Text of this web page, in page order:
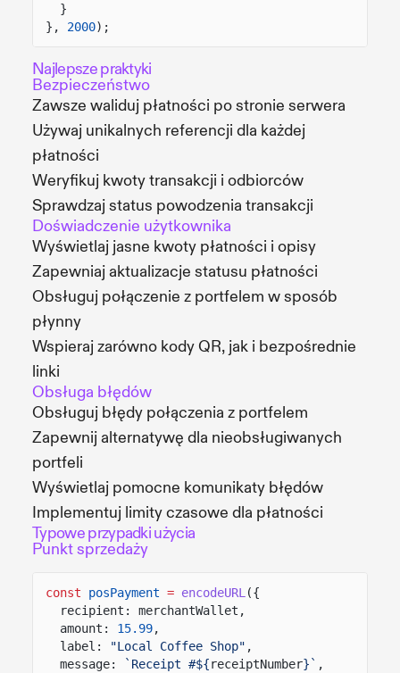
}
},
2000);
Najlepsze praktyki
Bezpieczeństwo
Zawsze waliduj płatności po stronie serwera
Używaj unikalnych referencji dla każdej
płatności
Weryfikuj kwoty transakcji i odbiorców
Sprawdzaj status powodzenia transakcji
Doświadczenie użytkownika
Wyświetlaj jasne kwoty płatności i opisy
Zapewniaj aktualizacje statusu płatności
Obsługuj połączenie z portfelem w sposób
płynny
Wspieraj zarówno kody QR, jak i bezpośrednie
linki
Obsługa błędów
Obsługuj błędy połączenia z portfelem
Zapewnij alternatywę dla nieobsługiwanych
portfeli
Wyświetlaj pomocne komunikaty błędów
Implementuj limity czasowe dla płatności
Typowe przypadki użycia
Punkt sprzedaży
const posPayment = encodeURL ({
recipient: merchantWallet,
amount:
15.99,
label:
"Local Coffee Shop" ,
message:
`Receipt #${receiptNumber}` ,